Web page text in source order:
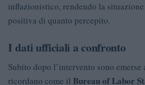
inflazionistico, rendendo la
positiva di quanto percepito.
I dati ufficiali a confronto
Subito dopo l’intervento sono emerse
ricordano come il Bureau of Labor